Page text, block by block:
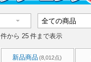
件から 25 件まで表示
新品商品 (8,012点)